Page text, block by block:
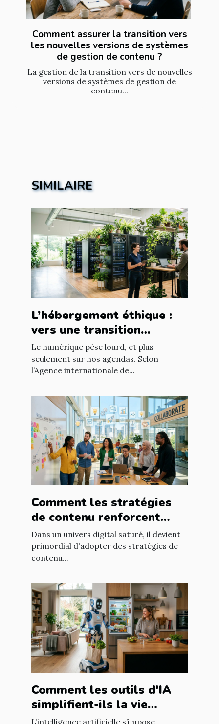
Comment assurer la transition vers
les nouvelles versions de systèmes
de gestion de contenu ?
La gestion de la transition vers de nouvelles
versions de systèmes de gestion de
contenu...
SIMILAIRE
L’hébergement éthique :
vers une transition
digitale responsable
Le numérique pèse lourd, et plus
seulement sur nos agendas. Selon
l’Agence internationale de...
Comment les stratégies
de contenu renforcent
l'engagement client ?
Dans un univers digital saturé, il devient
primordial d'adopter des stratégies de
contenu...
Comment les outils d'IA
simplifient-ils la vie
quotidienne ?
L’intelligence artificielle s’impose